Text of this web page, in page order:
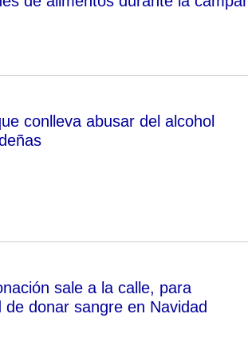
conlleva abusar del alcohol
sale a la calle, para
donar sangre en Navidad